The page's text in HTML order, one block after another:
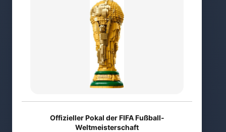
Offizieller Pokal der FIFA Fußball-
Weltmeisterschaft